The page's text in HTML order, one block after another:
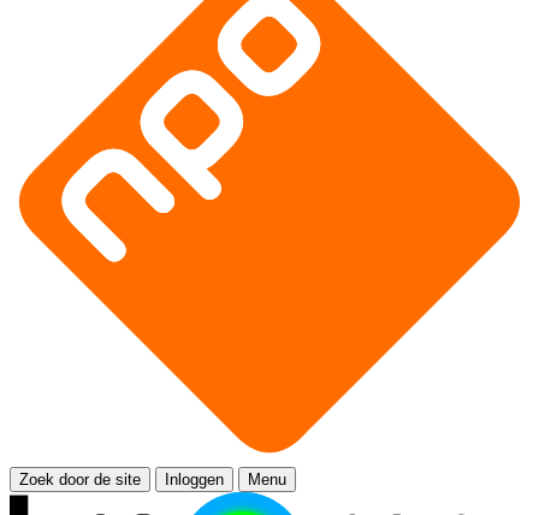
Zoek door de site Inloggen Menu